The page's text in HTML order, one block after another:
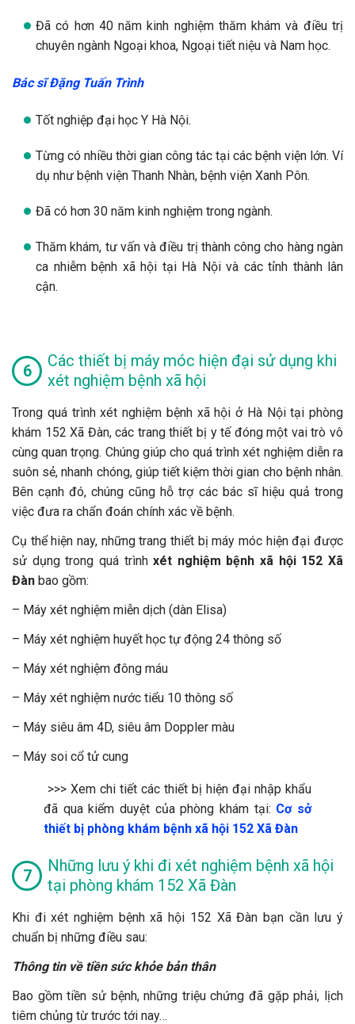
Đã có hơn 40 năm kinh nghiệm thăm khám và điều trị
chuyên ngành Ngoại khoa, Ngoại tiết niệu và Nam học.
Bác sĩ Đặng Tuấn Trình
Tốt nghiệp đại học Y Hà Nội.
Từng có nhiều thời gian công tác tại các bệnh viện lớn. Ví
dụ như bệnh viện Thanh Nhàn, bệnh viện Xanh Pôn.
Đã có hơn 30 năm kinh nghiệm trong ngành.
Thăm khám, tư vấn và điều trị thành công cho hàng ngàn
ca nhiễm bệnh xã hội tại Hà Nội và các tỉnh thành lân
cận.
Các thiết bị máy móc hiện đại sử dụng khi
xét nghiệm bệnh xã hội
Trong quá trình xét nghiệm bệnh xã hội ở Hà Nội tại phòng
khám 152 Xã Đàn, các trang thiết bị y tế đóng một vai trò vô
cùng quan trọng. Chúng giúp cho quá trình xét nghiệm diễn ra
suôn sẻ, nhanh chóng, giúp tiết kiệm thời gian cho bệnh nhân.
Bên cạnh đó, chúng cũng hỗ trợ các bác sĩ hiệu quả trong
việc đưa ra chẩn đoán chính xác về bệnh.
Cụ thể hiện nay, những trang thiết bị máy móc hiện đại được
sử dụng trong quá trìnhxét nghiệm bệnh xã hội 152 Xã
Đàn bao gồm:
– Máy xét nghiệm miễn dịch (dàn Elisa)
– Máy xét nghiệm huyết học tự động 24 thông số
– Máy xét nghiệm đông máu
– Máy xét nghiệm nước tiểu 10 thông số
– Máy siêu âm 4D, siêu âm Doppler màu
– Máy soi cổ tử cung
>>> Xem chi tiết các thiết bị hiện đại nhập khẩu
đã qua kiểm duyệt của phòng khám tại: Cơ sở
thiết bị phòng khám bệnh xã hội 152 Xã Đàn
Những lưu ý khi đi xét nghiệm bệnh xã hội
tại phòng khám 152 Xã Đàn
Khi đi xét nghiệm bệnh xã hội 152 Xã Đàn bạn cần lưu ý
chuẩn bị những điều sau:
Thông tin về tiền sức khỏe bản thân
Bao gồm tiền sử bệnh, những triệu chứng đã gặp phải, lịch
tiêm chủng từ trước tới nay…